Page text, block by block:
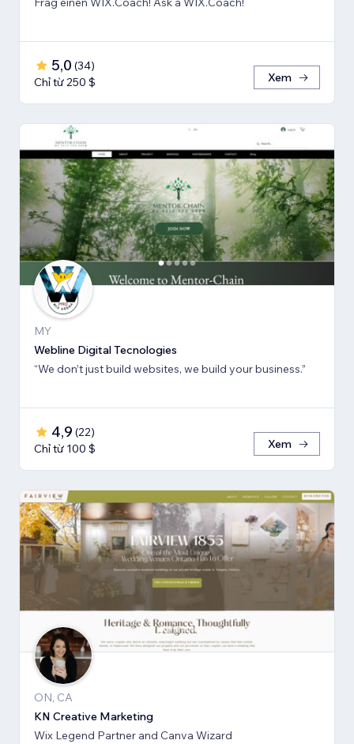
5,0 (34)
Chỉ từ 250 $
Xem
MY
Webline Digital Tecnologies
“We don’t just build websites, we build your business.”
4,9 (22)
Chỉ từ 100 $
Xem
ON, CA
KN Creative Marketing
Wix Legend Partner and Canva Wizard